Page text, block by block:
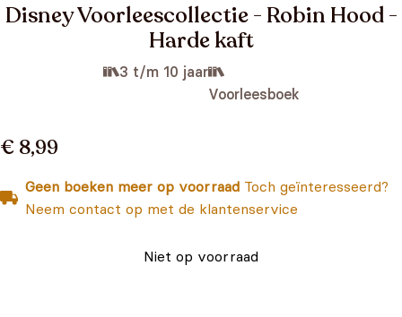
Disney Voorleescollectie - Robin Hood -
Harde kaft
3 t/m 10 jaar
Voorleesboek
€ 8,99
Geen boeken meer op voorraad Toch geïnteresseerd?
Neem contact op met de klantenservice
Niet op voorraad